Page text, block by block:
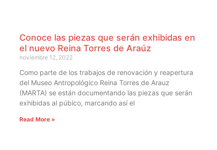
Conoce las piezas que serán exhibidas en
el nuevo Reina Torres de Araúz
noviembre 12, 2022
Como parte de los trabajos de renovación y reapertura
del Museo Antropológico Reina Torres de Arauz
(MARTA) se están documentando las piezas que serán
exhibidas al púbico, marcando así el
Read More »